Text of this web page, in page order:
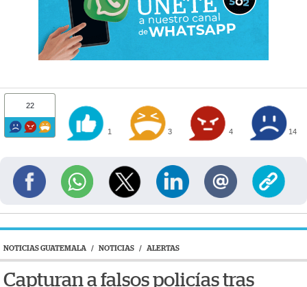
22
1 3 4 14
NOTICIAS GUATEMALA / NOTICIAS / ALERTAS
Capturan a falsos policías tras